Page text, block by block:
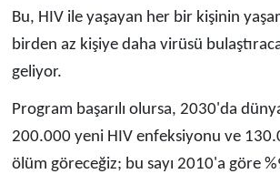
Bu, HIV ile yaşayan her bir kişinin
birden az kişiye daha virüsü
geliyor.
Program başarılı olursa, 2030'da
200.000 yeni HIV enfeksiyonu ve
ölüm göreceğiz; bu sayı 2010'a göre